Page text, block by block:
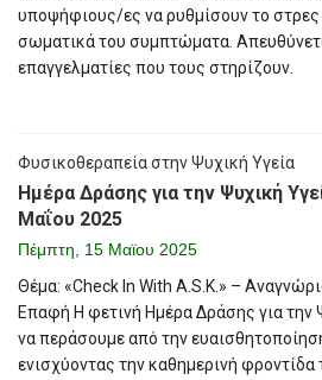
υποψήφιους/ες να ρυθμίσουν το στρες
σωματικά του συμπτώματα.
επαγγελματίες που τους στηρίζουν.
Φυσικοθεραπεία στην Ψυχική Υγεία
Ημέρα Δράσης για την Ψυχική
Μαΐου 2025
Πέμπτη, 15 Μαϊου 2025
Θέμα: «Check In With A.S.K.» –
Επαφή Η φετινή Ημέρα Δράσης για την
να περάσουμε από την
ενισχύοντας την καθημερινή